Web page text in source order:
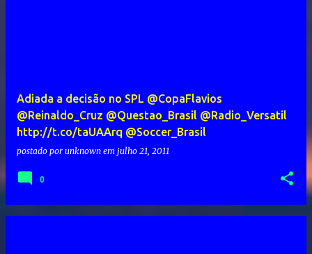
Adiada a decisão no SPL @CopaFlavios
@Reinaldo_Cruz @Questao_Brasil @Radio_Versatil
http://t.co/taUAArq @Soccer_Brasil
postado por unknown em julho 21, 2011
0